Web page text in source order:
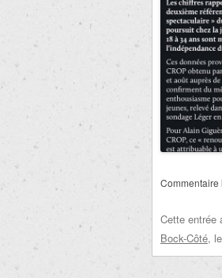
Commentaire
Cette entrée
Bock-Côté, le